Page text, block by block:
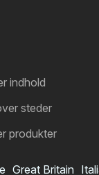
indhold
steder
produkter
Great Britain